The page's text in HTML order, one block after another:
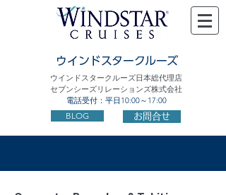
ウインドスタークルーズ
ウインドスタークルーズ日本総代理店
セブンシーズリレーションズ株式会社
電話受付：平日10:00～17:00
BLOG お問合せ